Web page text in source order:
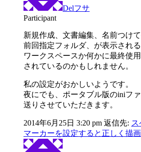
Delフサ
Participant
新規作成、文書編集、名前つけて
前回指定フォルダ、が表示される
ワークスペースか何かに最終使
されているのかもしれません。
私の設定がおかしいようです。
夜にでも、ポータブル版のiniフ
送りさせていただきます。
2014年6月25日 3:20 pm 返信先:
マーカーを設定すると正しく描